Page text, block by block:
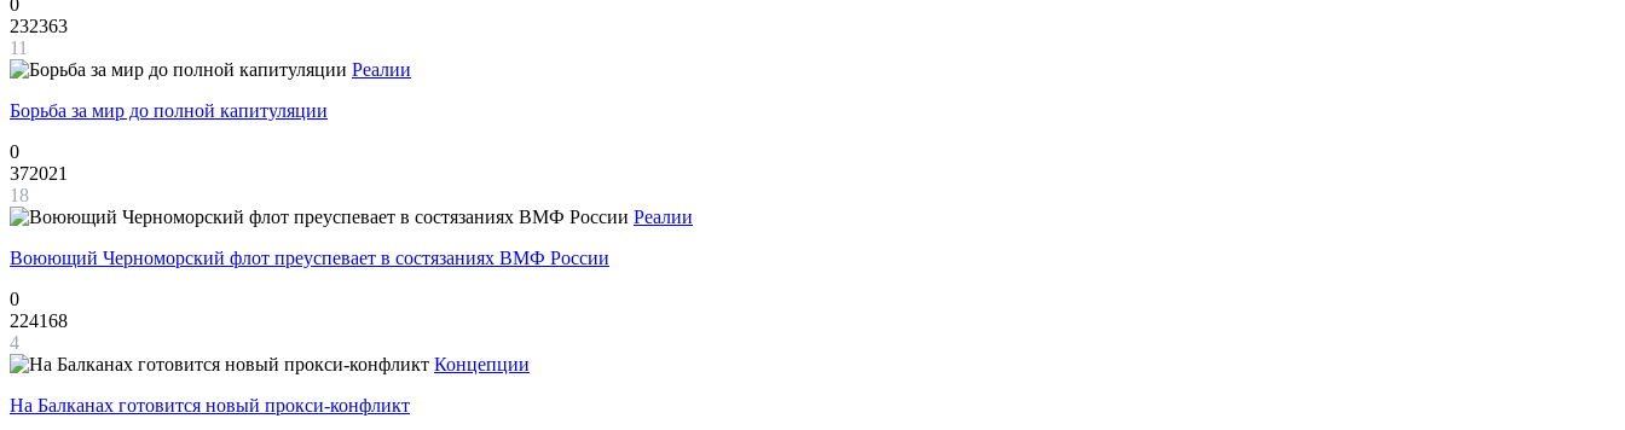
0
232363
11
Реалии
Борьба за мир до полной капитуляции
0
372021
18
Реалии
Воюющий Черноморский флот преуспевает в состязаниях ВМФ России
0
224168
4
Концепции
На Балканах готовится новый прокси-конфликт